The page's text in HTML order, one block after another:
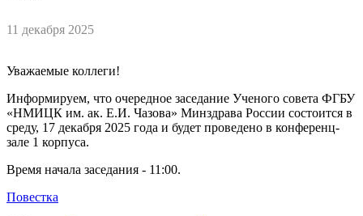
11 декабря 2025
Уважаемые коллеги!
Информируем, что очередное заседание Ученого совета ФГБУ
«НМИЦК им. ак. Е.И. Чазова» Минздрава России состоится в
среду, 17 декабря 2025 года и будет проведено в конференц-
зале 1 корпуса.
Время начала заседания - 11:00.
Повестка